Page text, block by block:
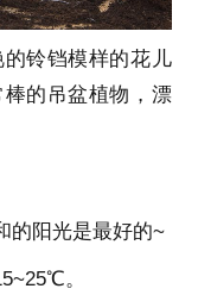
铃铛模样的花儿
的吊盆植物，漂
的阳光是最好的~
。